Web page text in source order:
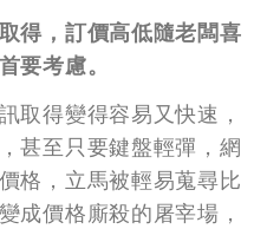
得，訂價高低隨老闆喜
要考慮。
取得變得容易又快速，
甚至只要鍵盤輕彈，網
格，立馬被輕易蒐尋比
成價格廝殺的屠宰場，